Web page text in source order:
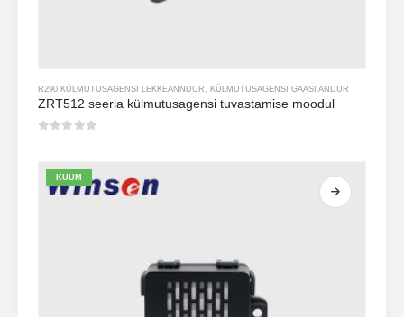
R290 KÜLMUTUSAGENSI LEKKEANNDUR , KÜLMUTUSAGENSI GAASI ANDUR
ZRT512 seeria külmutusagensi tuvastamise moodul
KUUM